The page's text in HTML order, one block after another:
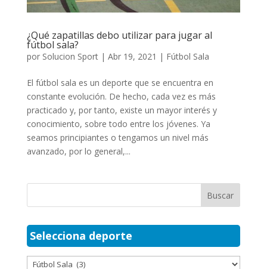
¿Qué zapatillas debo utilizar para jugar al
fútbol sala?
por Solucion Sport| Abr 19, 2021 | Fútbol Sala
El fútbol sala es un deporte que se encuentra en
constante evolución. De hecho, cada vez es más
practicado y, por tanto, existe un mayor interés y
conocimiento, sobre todo entre los jóvenes. Ya
seamos principiantes o tengamos un nivel más
avanzado, por lo general,...
Selecciona deporte
Selecciona